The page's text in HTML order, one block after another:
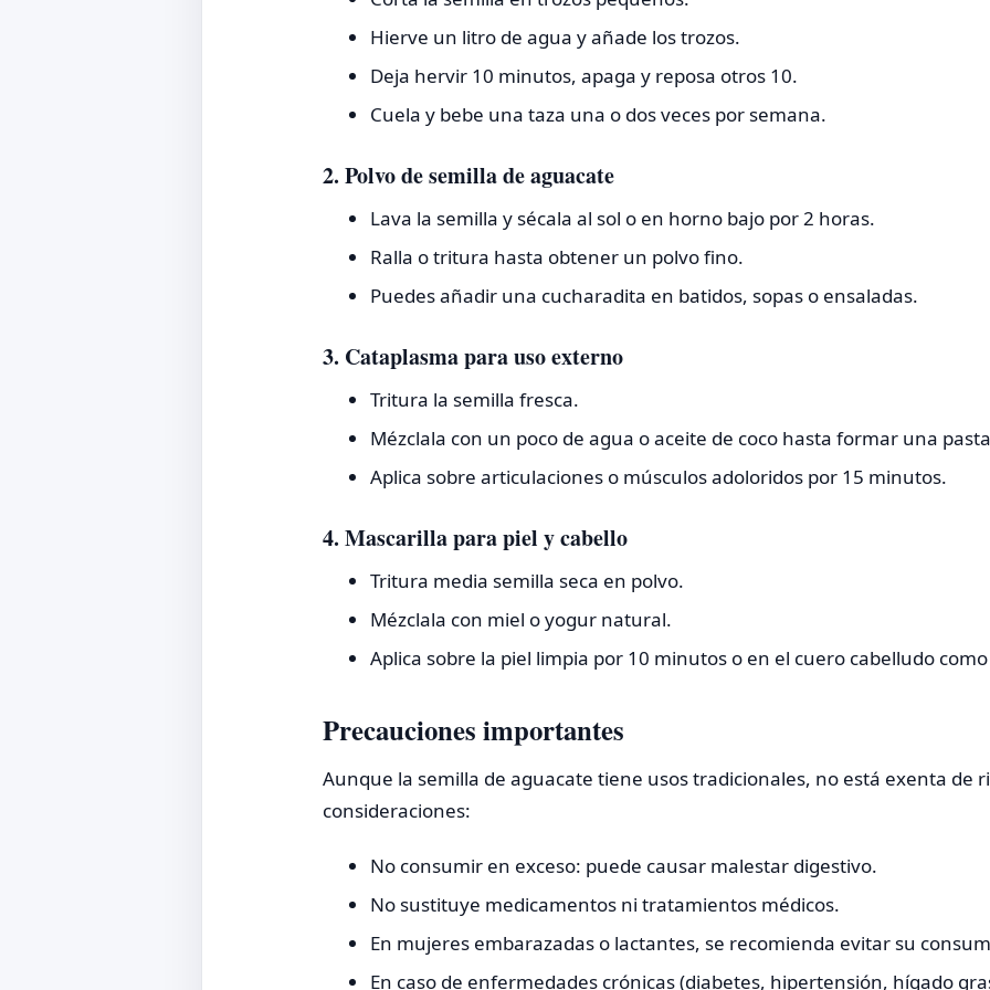
Hierve un litro de agua y añade los trozos.
Deja hervir 10 minutos, apaga y reposa otros 10.
Cuela y bebe una taza una o dos veces por semana.
2. Polvo de semilla de aguacate
Lava la semilla y sécala al sol o en horno bajo por 2 horas.
Ralla o tritura hasta obtener un polvo fino.
Puedes añadir una cucharadita en batidos, sopas o ensaladas.
3. Cataplasma para uso externo
Tritura la semilla fresca.
Mézclala con un poco de agua o aceite de coco hasta formar una
Aplica sobre articulaciones o músculos adoloridos por 15 minutos.
4. Mascarilla para piel y cabello
Tritura media semilla seca en polvo.
Mézclala con miel o yogur natural.
Aplica sobre la piel limpia por 10 minutos o en el cuero cabelludo
Precauciones importantes
Aunque la semilla de aguacate tiene usos tradicionales, no está exenta de
consideraciones:
No consumir en exceso: puede causar malestar digestivo.
No sustituye medicamentos ni tratamientos médicos.
En mujeres embarazadas o lactantes, se recomienda evitar su
En caso de enfermedades crónicas (diabetes, hipertensión, hígado